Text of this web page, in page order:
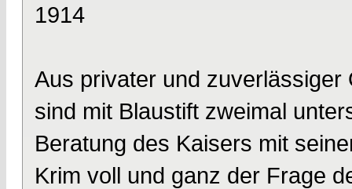
1914
Aus privater und
sind mit Blaustift zweimal
Beratung des Kaisers mit
Krim voll und ganz der Frage